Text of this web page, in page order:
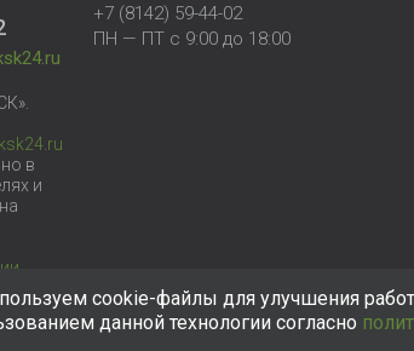
в
и
+7 (8142) 59-44-02
ПН — ПТ с 9:00 до 18:00
cookie-файлы для улучшения
данной технологии согласно